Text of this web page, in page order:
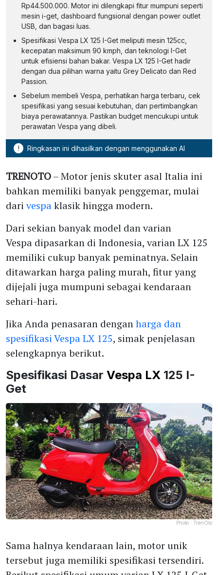
Rp44.500.000. Motor ini dilengkapi fitur mumpuni seperti
mesin i-get, dashboard fungsional dengan power outlet
USB, dan bagasi luas.
Spesifikasi Vespa LX 125 I-Get meliputi mesin 125cc,
kecepatan maksimum 90 kmph, dan teknologi I-Get
untuk efisiensi bahan bakar. Vespa LX 125 I-Get hadir
dengan dua pilihan warna yaitu Grey Delicato dan Red
Passion.
Sebelum membeli Vespa, perhatikan harga terbaru, cek
spesifikasi yang sesuai kebutuhan, dan pertimbangkan
biaya perawatannya. Pastikan budget mencukupi untuk
perawatan Vespa yang dibeli.
! Ringkasan ini dihasilkan dengan menggunakan AI
TRENOTO– Motor jenis skuter asal Italia ini
bahkan memiliki banyak penggemar, mulai
darivespaklasik hingga modern.
Dari sekian banyak model dan varian
Vespa dipasarkan di Indonesia, varian LX 125
memiliki cukup banyak peminatnya. Selain
ditawarkan harga paling murah, fitur yang
dijejali juga mumpuni sebagai kendaraan
sehari-hari.
Jika Anda penasaran denganharga dan
spesifikasi Vespa LX 125, simak penjelasan
selengkapnya berikut.
Spesifikasi Dasar Vespa LX 125 I-
Get
Photo : TrenOto
Sama halnya kendaraan lain, motor unik
tersebut juga memiliki spesifikasi tersendiri.